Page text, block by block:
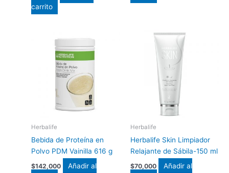
carrito
Herbalife
Bebida de Proteína en
Polvo PDM Vainilla 616 g
$142,000
Añadir al
Herbalife
Herbalife Skin Limpiador
Relajante de Sábila-150 ml
$70,000
Añadir al